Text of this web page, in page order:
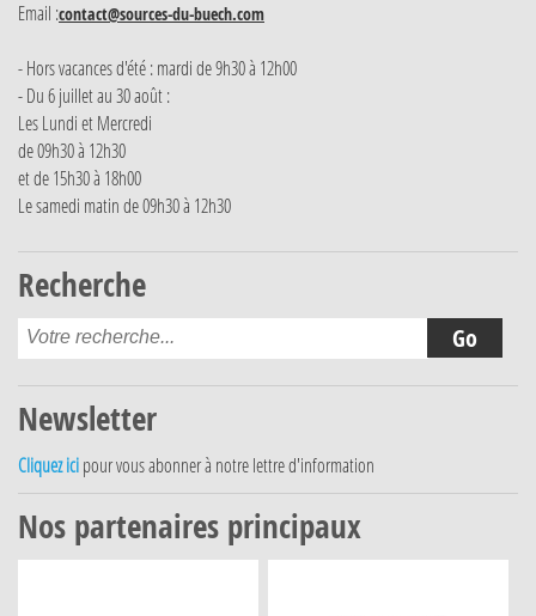
Email :contact@sources-du-buech.com
- Hors vacances d'été : mardi de 9h30 à 12h00
- Du 6 juillet au 30 août :
Les Lundi et Mercredi
de 09h30 à 12h30
et de 15h30 à 18h00
Le samedi matin de 09h30 à 12h30
Recherche
Newsletter
Cliquez ici pour vous abonner à notre lettre d'information
Nos partenaires principaux